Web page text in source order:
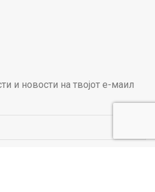
и новости на твојот е-маил